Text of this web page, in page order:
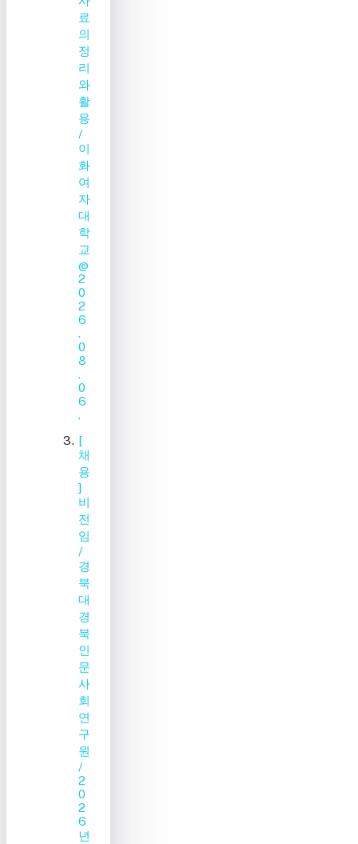
료
의
정
리
와
활
용
/
이
화
여
자
대
학
교
@
2
0
2
6
.
0
8
.
0
6
.
[
채
용
]
비
전
임
/
경
북
대
경
북
인
문
사
회
연
구
원
/
2
0
2
6
년